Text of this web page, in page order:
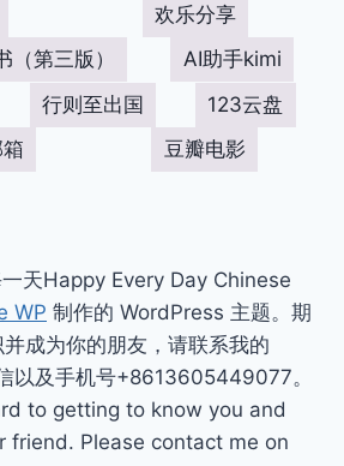
欢乐分享
（第三版）
AI助手kimi
行则至出国
123云盘
豆瓣电影
天Happy Every Day Chinese
WP 制作的 WordPress 主题。期
成为你的朋友，请联系我的
以及手机号+8613605449077。
to getting to know you and
friend. Please contact me on